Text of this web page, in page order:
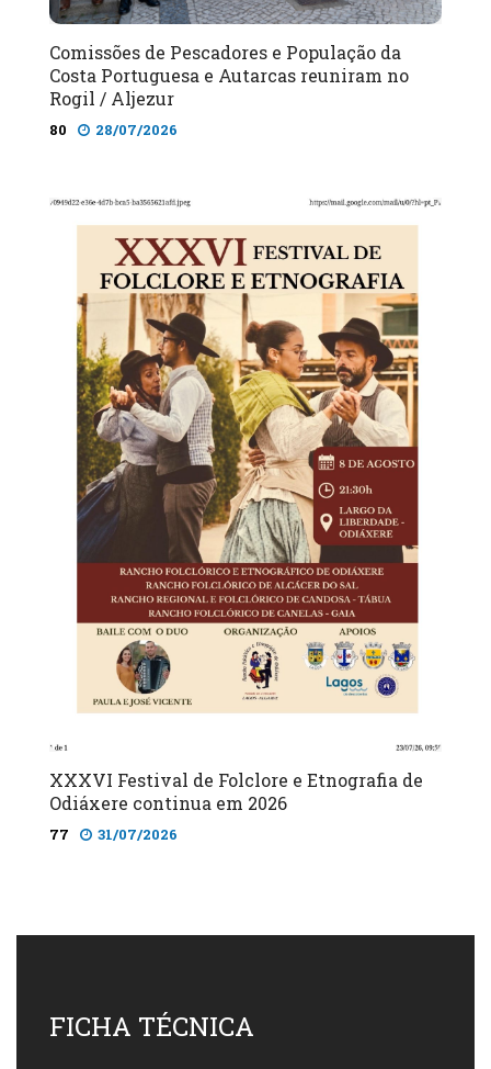
Comissões de Pescadores e População da
Costa Portuguesa e Autarcas reuniram no
Rogil / Aljezur
80 28/07/2026
XXXVI Festival de Folclore e Etnografia de
Odiáxere continua em 2026
77 31/07/2026
FICHA TÉCNICA